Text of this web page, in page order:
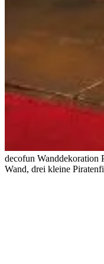
decofun Wanddekoration
Wand, drei kleine